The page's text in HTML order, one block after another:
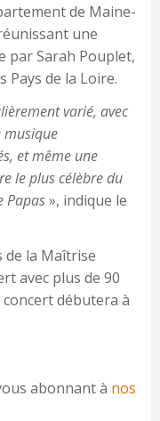
de Maine-
une
par Sarah Pouplet,
Pays de la Loire.
varié, avec
musique
et même une
le plus célèbre du
Papas», indique le
de la Maîtrise
avec plus de 90
débutera à
abonnant à nos